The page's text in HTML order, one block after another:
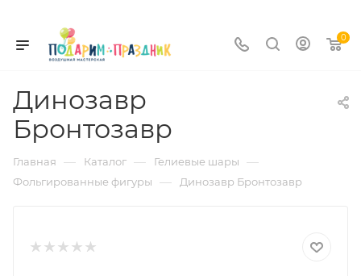
0
Динозавр
Бронтозавр
Главная — Каталог — Гелиевые шары —
Фольгированные фигуры — Динозавр Бронтозавр